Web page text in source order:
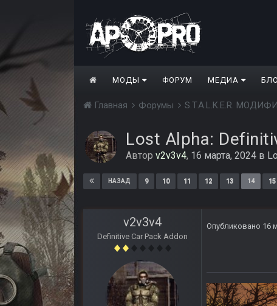
МОДЫ ФОРУМ МЕДИА
Главная Форумы S.T.A.L.K.E.R.
Lost Alpha:
Автор v2v3v4, 16 марта, 2024 в
НАЗАД 9 10 11 12 13 14 15
v2v3v4
Definitive Car Pack Addon
Опубликовано 16